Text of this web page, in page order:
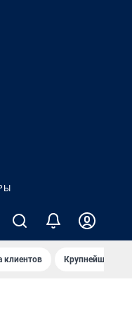
клиентов Крупнейшие